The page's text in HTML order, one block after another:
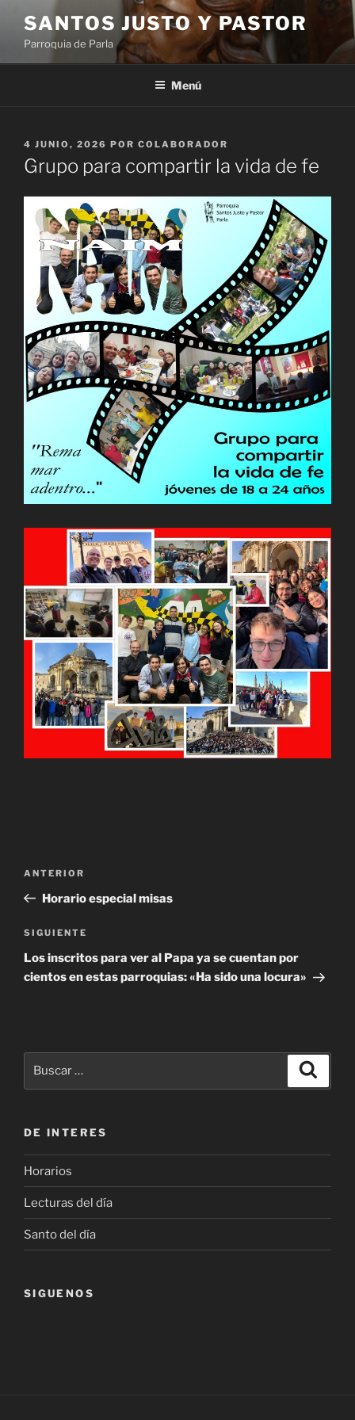
contenido
SANTOS JUSTO Y PASTOR
Parroquia de Parla
Menú
PUBLICADO
EL
4 JUNIO, 2026 POR COLABORADOR
Grupo para compartir la vida de fe
entradas
Entrada
anterior:
ANTERIOR
Horario especial misas
Siguiente
entrada
SIGUIENTE
Los inscritos para ver al Papa ya se cuentan por
cientos en estas parroquias: «Ha sido una locura»
DE INTERES
Horarios
Lecturas del día
Santo del día
SIGUENOS